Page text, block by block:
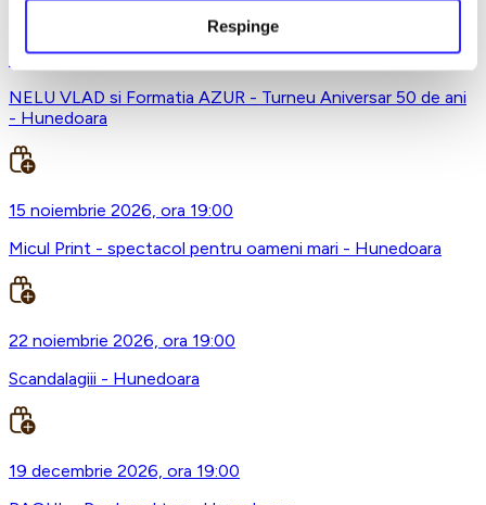
Respinge
17 octombrie 2026, ora 19:30
NELU VLAD si Formatia AZUR - Turneu Aniversar 50 de ani
- Hunedoara
15 noiembrie 2026, ora 19:00
Micul Print - spectacol pentru oameni mari - Hunedoara
22 noiembrie 2026, ora 19:00
Scandalagiii - Hunedoara
19 decembrie 2026, ora 19:00